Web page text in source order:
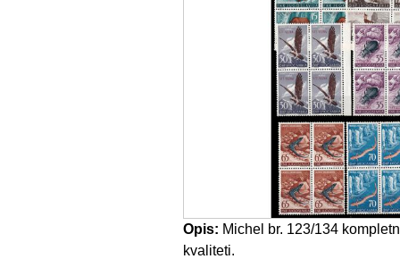
Opis: Michel br. 123/134
kvaliteti.